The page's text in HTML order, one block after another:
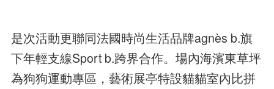
是次活動更聯同法國時尚生活品牌agnès b.旗
下年輕支線Sport b.跨界合作。場內海濱東草坪
為狗狗運動專區，藝術展亭特設貓貓室內比拼